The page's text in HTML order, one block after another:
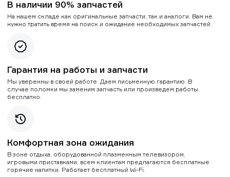
В наличии 90% запчастей
На нашем складе как оригинальные запчасти, так и аналоги. Вам не
нужно тратить время на поиск и ожидание необходимых запчастей.
Гарантия на работы и запчасти
Мы уверенны в своей работе. Даем письменную гарантию. В
случае поломки мы заменим запчасть или произведем работы
бесплатно.
Комфортная зона ожидания
В зоне отдыха, оборудованной плазменным телевизором,
игровыми приставками, всем клиентам предлагаются бесплатные
горячие напитки. Работает бесплатный Wi-Fi.